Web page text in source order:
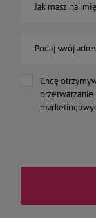
Jak masz na
Podaj swój
Chcę